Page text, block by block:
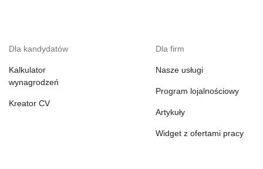
Dla kandydatów
Kalkulator
wynagrodzeń
Kreator CV
Dla firm
Nasze usługi
Program lojalnościowy
Artykuły
Widget z ofertami pracy